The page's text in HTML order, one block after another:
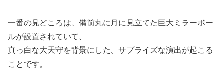
一番の見どころは、備前丸に月に見立てた巨大ミラーボー
ルが設置されていて、
真っ白な大天守を背景にした、サプライズな演出が起こる
ことです。